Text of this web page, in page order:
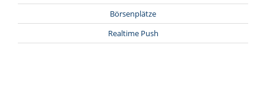
Börsenplätze
Realtime Push